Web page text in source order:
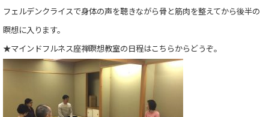
フェルデンクライスで身体の声を聴きながら骨と筋肉を整えてから後半の
瞑想に入ります。
★マインドフルネス座禅瞑想教室の日程はこちらからどうぞ。